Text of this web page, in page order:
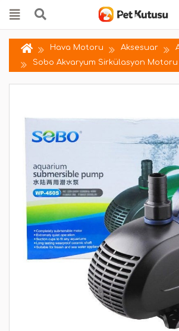
Hava Motoru Aksesuar
Sobo Akvaryum Sirkülasyon Motoru